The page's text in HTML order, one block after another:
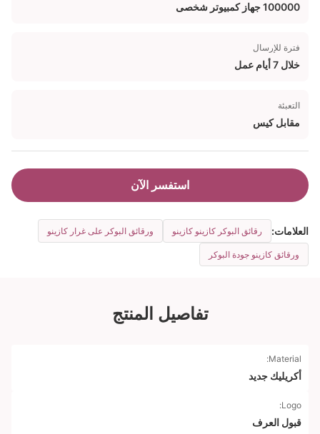
100000 جهاز كمبيوتر شخصى
فترة للإرسال
خلال 7 أيام عمل
التعبئة
مقابل كيس
استفسر الآن
العلامات: رقائق البوكر كازينو كازينو ورقائق البوكر على غرار كازينو
ورقائق كازينو جودة البوكر
تفاصيل المنتج
Material:
أكريليك جديد
Logo:
قبول العرف